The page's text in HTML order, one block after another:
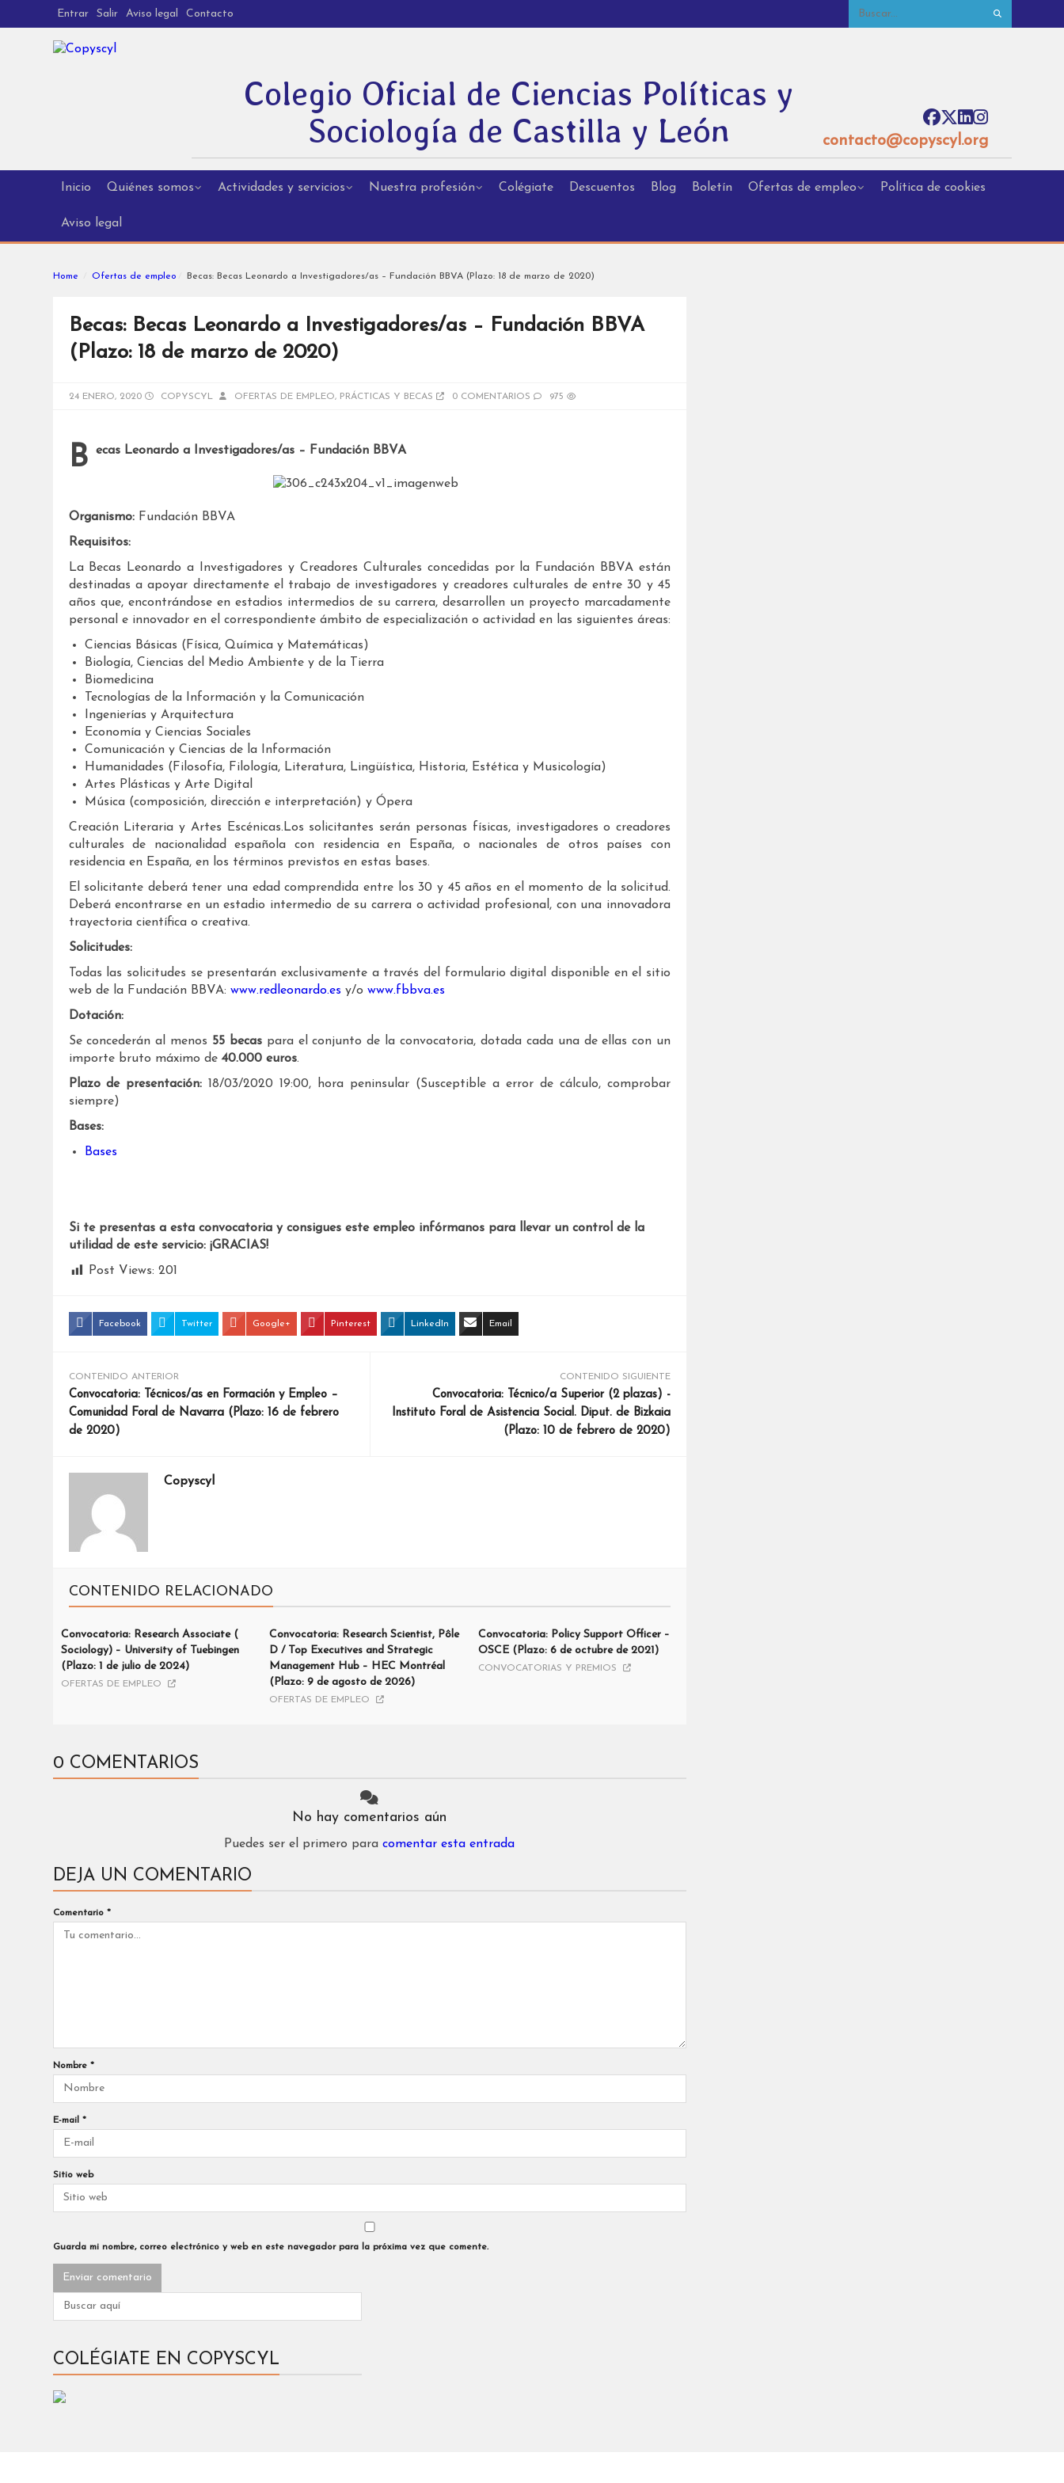
Entrar Salir Aviso legal Contacto
Colegio Oficial de Ciencias Políticas y
Sociología de Castilla y León
contacto@copyscyl.org
Inicio Quiénes somos Actividades y servicios Nuestra profesión Colégiate Descuentos Blog Boletín Ofertas de empleo Política de cookies
Aviso legal
Home Ofertas de empleo Becas: Becas Leonardo a Investigadores/as – Fundación BBVA (Plazo: 18 de marzo de 2020)
Becas: Becas Leonardo a Investigadores/as – Fundación BBVA
(Plazo: 18 de marzo de 2020)
24 ENERO, 2020 COPYSCYL OFERTAS DE EMPLEO, PRÁCTICAS Y BECAS 0 COMENTARIOS 975
Becas Leonardo a Investigadores/as – Fundación BBVA
Organismo: Fundación BBVA
Requisitos:
La Becas Leonardo a Investigadores y Creadores Culturales concedidas por la Fundación BBVA están
destinadas a apoyar directamente el trabajo de investigadores y creadores culturales de entre 30 y 45
años que, encontrándose en estadios intermedios de su carrera, desarrollen un proyecto marcadamente
personal e innovador en el correspondiente ámbito de especialización o actividad en las siguientes áreas:
Ciencias Básicas (Física, Química y Matemáticas)
Biología, Ciencias del Medio Ambiente y de la Tierra
Biomedicina
Tecnologías de la Información y la Comunicación
Ingenierías y Arquitectura
Economía y Ciencias Sociales
Comunicación y Ciencias de la Información
Humanidades (Filosofía, Filología, Literatura, Lingüística, Historia, Estética y Musicología)
Artes Plásticas y Arte Digital
Música (composición, dirección e interpretación) y Ópera
Creación Literaria y Artes Escénicas.Los solicitantes serán personas físicas, investigadores o creadores
culturales de nacionalidad española con residencia en España, o nacionales de otros países con
residencia en España, en los términos previstos en estas bases.
El solicitante deberá tener una edad comprendida entre los 30 y 45 años en el momento de la solicitud.
Deberá encontrarse en un estadio intermedio de su carrera o actividad profesional, con una innovadora
trayectoria científica o creativa.
Solicitudes:
Todas las solicitudes se presentarán exclusivamente a través del formulario digital disponible en el sitio
web de la Fundación BBVA: www.redleonardo.es y/o www.fbbva.es
Dotación:
Se concederán al menos 55 becaspara el conjunto de la convocatoria, dotada cada una de ellas con un
importe bruto máximo de 40.000 euros.
Plazo de presentación: 18/03/2020 19:00, hora peninsular (Susceptible a error de cálculo, comprobar
siempre)
Bases:
Bases
Si te presentas a esta convocatoria y consigues este empleo infórmanos para llevar un control de la
utilidad de este servicio: ¡GRACIAS!
Post Views: 201
Facebook Twitter Google+ Pinterest LinkedIn Email
CONTENIDO ANTERIOR
Convocatoria: Técnicos/as en Formación y Empleo –
Comunidad Foral de Navarra (Plazo: 16 de febrero
de 2020)
CONTENIDO SIGUIENTE
Convocatoria: Técnico/a Superior (2 plazas) -
Instituto Foral de Asistencia Social. Diput. de Bizkaia
(Plazo: 10 de febrero de 2020)
Copyscyl
CONTENIDO RELACIONADO
Convocatoria: Research Associate (
Sociology) – University of Tuebingen
(Plazo: 1 de julio de 2024)
OFERTAS DE EMPLEO
Convocatoria: Research Scientist, Pôle
D / Top Executives and Strategic
Management Hub – HEC Montréal
(Plazo: 9 de agosto de 2026)
OFERTAS DE EMPLEO
Convocatoria: Policy Support Officer –
OSCE (Plazo: 6 de octubre de 2021)
CONVOCATORIAS Y PREMIOS
0 COMENTARIOS
No hay comentarios aún
Puedes ser el primero paracomentar esta entrada
DEJA UN COMENTARIO
Comentario *
Nombre *
E-mail *
Sitio web
Guarda mi nombre, correo electrónico y web en este navegador para la próxima vez que comente.
COLÉGIATE EN COPYSCYL